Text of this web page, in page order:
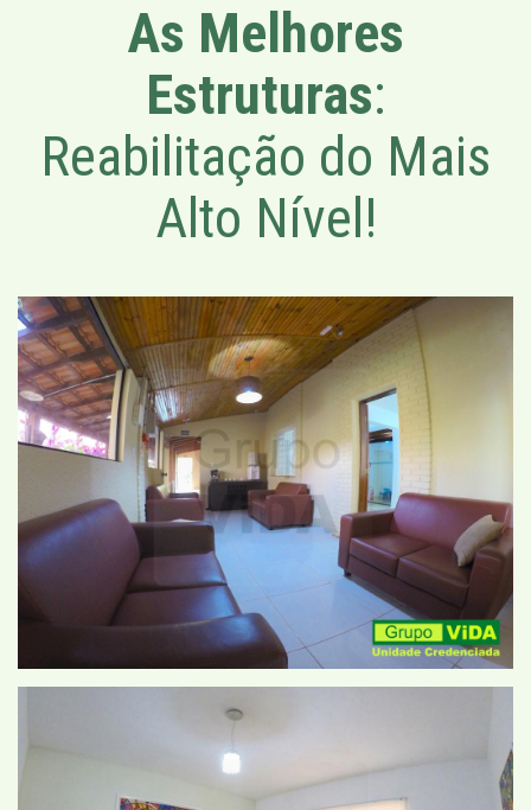
As Melhores
Estruturas:
Reabilitação do Mais
Alto Nível!